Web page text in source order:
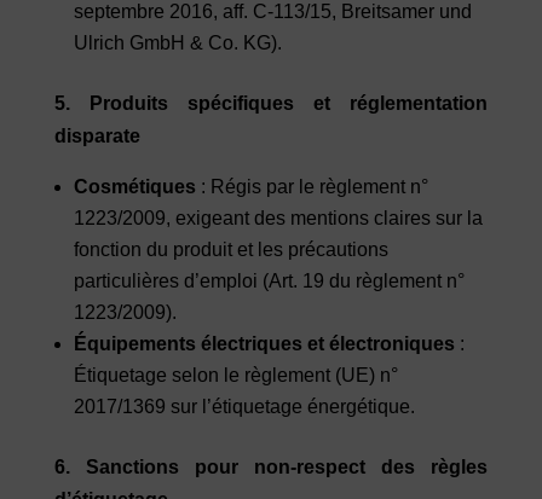
septembre 2016, aff. C-113/15, Breitsamer und
Ulrich GmbH & Co. KG).
5. Produits spécifiques et réglementation
disparate
Cosmétiques : Régis par le règlement n°
1223/2009, exigeant des mentions claires sur la
fonction du produit et les précautions
particulières d’emploi (Art. 19 du règlement n°
1223/2009).
Équipements électriques et électroniques :
Étiquetage selon le règlement (UE) n°
2017/1369 sur l’étiquetage énergétique.
6. Sanctions pour non-respect des règles